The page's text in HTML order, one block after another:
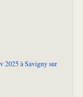
2025 à Savigny sur